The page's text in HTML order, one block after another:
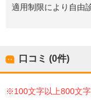
適用制限により自由
口コミ (0件)
※100文字以上800文